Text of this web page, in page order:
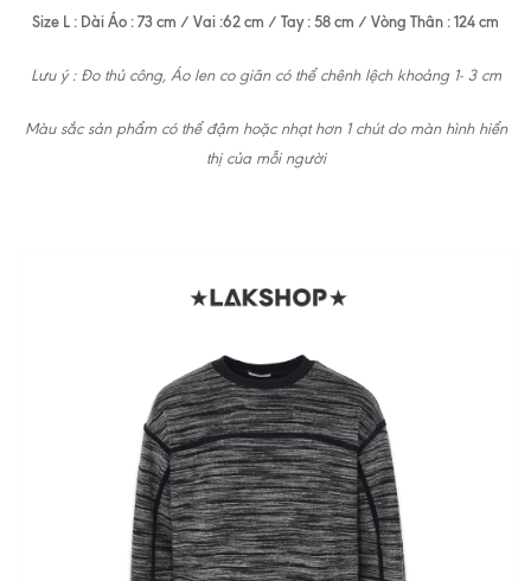
Size L : Dài Áo : 73 cm / Vai :62 cm / Tay : 58 cm / Vòng Thân : 124 cm
Lưu ý : Đo thủ công, Áo len co giãn có thể chênh lệch khoảng 1- 3 cm
Màu sắc sản phẩm có thể đậm hoặc nhạt hơn 1 chút do màn hình hiển
thị của mỗi người